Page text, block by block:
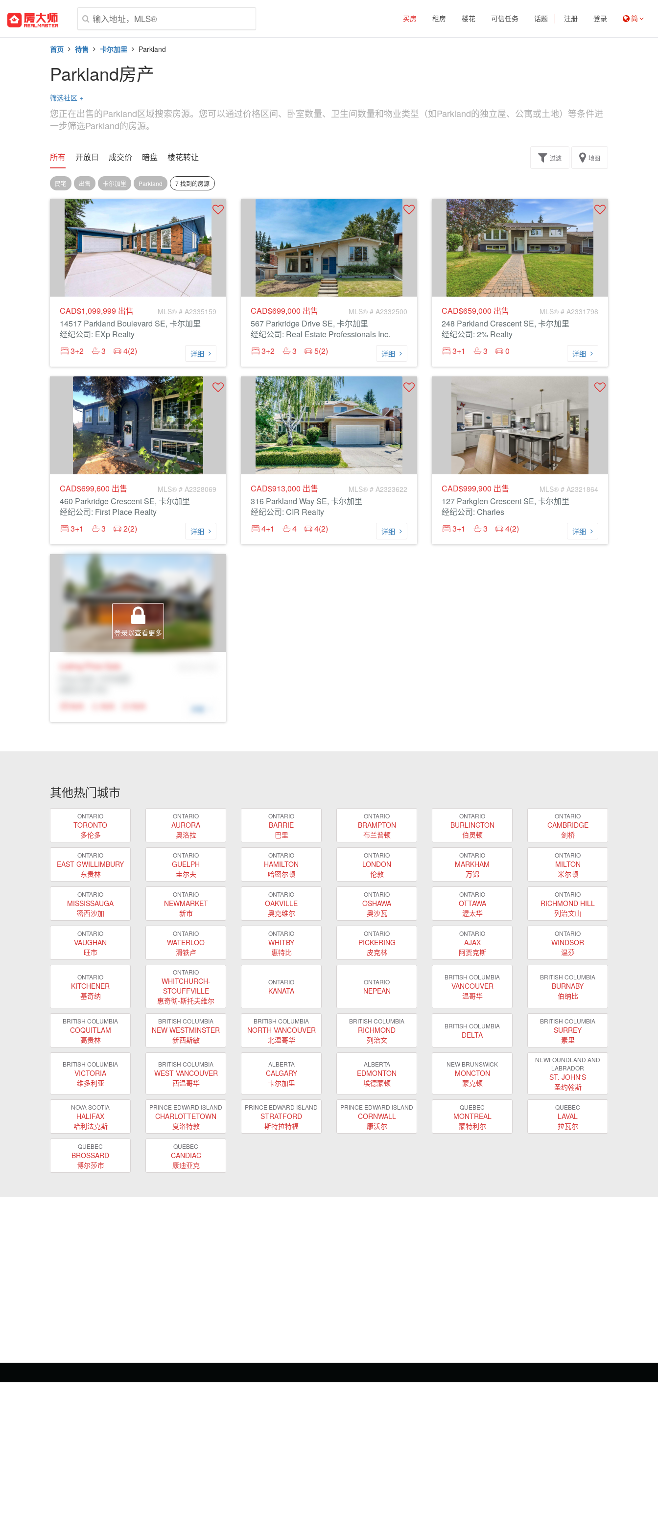
买房 租房 楼花 可信任务 话题 注册 登录 简
首页 待售 卡尔加里 Parkland
Parkland房产
筛选社区 +
您正在出售的Parkland区域搜索房源。您可以通过价格区间、卧室数量、卫生间数量和物业类型（如Parkland的独立屋、公寓或土地）等条件进
一步筛选Parkland的房源。
所有 开放日 成交价 暗盘 楼花转让 过滤 地图
民宅 出售 卡尔加里 Parkland 7 找到的房源
CAD$1,099,999 出售 MLS® # A2335159
14517 Parkland Boulevard SE, 卡尔加里
经纪公司: EXp Realty
3+2
3 4(2) 详细
CAD$699,000 出售 MLS® # A2332500
567 Parkridge Drive SE, 卡尔加里
经纪公司: Real Estate Professionals Inc.
3+2
3 5(2) 详细
CAD$659,000 出售 MLS® # A2331798
248 Parkland Crescent SE, 卡尔加里
经纪公司: 2% Realty
3+1
3 0 详细
CAD$699,600 出售 MLS® # A2328069
460 Parkridge Crescent SE, 卡尔加里
经纪公司: First Place Realty
3+1
3 2(2) 详细
CAD$913,000 出售 MLS® # A2323622
316 Parkland Way SE, 卡尔加里
经纪公司: CIR Realty
4+1
4 4(2) 详细
CAD$999,900 出售 MLS® # A2321864
127 Parkglen Crescent SE, 卡尔加里
经纪公司: Charles
3+1
3 4(2) 详细
登录以查看更多
Listing Price Sale
N/A
N/A N/A 详细
其他热门城市
ONTARIO
TORONTO
多伦多
ONTARIO
AURORA
奥洛拉
ONTARIO
BARRIE
巴里
ONTARIO
BRAMPTON
布兰普顿
ONTARIO
BURLINGTON
伯灵顿
ONTARIO
CAMBRIDGE
剑桥
ONTARIO
EAST GWILLIMBURY
东贵林
ONTARIO
GUELPH
圭尔夫
ONTARIO
HAMILTON
哈密尔顿
ONTARIO
LONDON
伦敦
ONTARIO
MARKHAM
万锦
ONTARIO
MILTON
米尔顿
ONTARIO
MISSISSAUGA
密西沙加
ONTARIO
NEWMARKET
新市
ONTARIO
OAKVILLE
奥克维尔
ONTARIO
OSHAWA
奥沙瓦
ONTARIO
OTTAWA
渥太华
ONTARIO
RICHMOND HILL
列治文山
ONTARIO
VAUGHAN
旺市
ONTARIO
WATERLOO
滑铁卢
ONTARIO
WHITBY
惠特比
ONTARIO
PICKERING
皮克林
ONTARIO
AJAX
阿贾克斯
ONTARIO
WINDSOR
温莎
ONTARIO
KITCHENER
基奇纳
ONTARIO
WHITCHURCH-
STOUFFVILLE
惠奇彻-斯托夫维尔
ONTARIO
KANATA
ONTARIO
NEPEAN
BRITISH COLUMBIA
VANCOUVER
温哥华
BRITISH COLUMBIA
BURNABY
伯纳比
BRITISH COLUMBIA
COQUITLAM
高贵林
BRITISH COLUMBIA
NEW WESTMINSTER
新西斯敏
BRITISH COLUMBIA
NORTH VANCOUVER
北温哥华
BRITISH COLUMBIA
RICHMOND
列治文
BRITISH COLUMBIA
DELTA
BRITISH COLUMBIA
SURREY
素里
BRITISH COLUMBIA
VICTORIA
维多利亚
BRITISH COLUMBIA
WEST VANCOUVER
西温哥华
ALBERTA
CALGARY
卡尔加里
ALBERTA
EDMONTON
埃德蒙顿
NEW BRUNSWICK
MONCTON
蒙克顿
NEWFOUNDLAND AND
LABRADOR
ST. JOHN'S
圣约翰斯
NOVA SCOTIA
HALIFAX
哈利法克斯
PRINCE EDWARD ISLAND
CHARLOTTETOWN
夏洛特敦
PRINCE EDWARD ISLAND
STRATFORD
斯特拉特福
PRINCE EDWARD ISLAND
CORNWALL
康沃尔
QUEBEC
MONTREAL
蒙特利尔
QUEBEC
LAVAL
拉瓦尔
QUEBEC
BROSSARD
博尔莎市
QUEBEC
CANDIAC
康迪亚克